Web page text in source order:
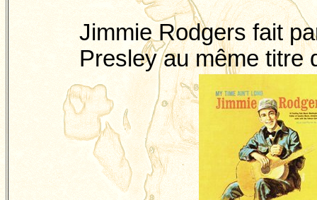
JimmieRodgers fait
Presley au même titre